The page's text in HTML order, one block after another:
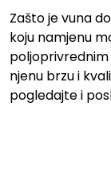
Zašto je vuna
koju namjenu
njenu brzu i
pogledajte i